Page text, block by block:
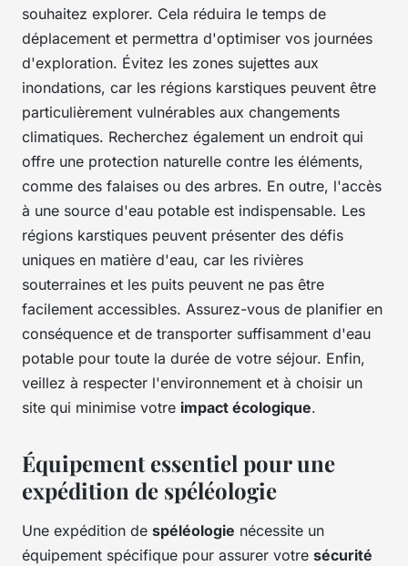
souhaitez explorer. Cela réduira le temps de
déplacement et permettra d'optimiser vos journées
d'exploration. Évitez les zones sujettes aux
inondations, car les régions karstiques peuvent être
particulièrement vulnérables aux changements
climatiques. Recherchez également un endroit qui
offre une protection naturelle contre les éléments,
comme des falaises ou des arbres. En outre, l'accès
à une source d'eau potable est indispensable. Les
régions karstiques peuvent présenter des défis
uniques en matière d'eau, car les rivières
souterraines et les puits peuvent ne pas être
facilement accessibles. Assurez-vous de planifier en
conséquence et de transporter suffisamment d'eau
potable pour toute la durée de votre séjour. Enfin,
veillez à respecter l'environnement et à choisir un
site qui minimise votre impact écologique.
Équipement essentiel pour une
expédition de spéléologie
Une expédition de spéléologie nécessite un
équipement spécifique pour assurer votre sécurité